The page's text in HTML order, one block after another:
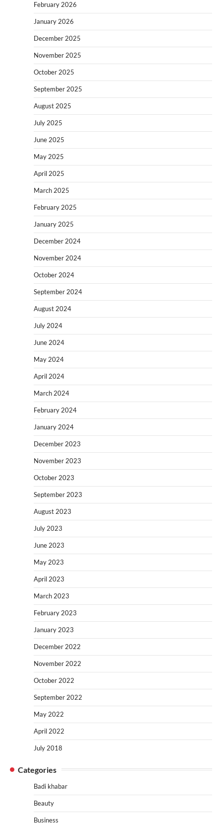
February 2026
January 2026
December 2025
November 2025
October 2025
September 2025
August 2025
July 2025
June 2025
May 2025
April 2025
March 2025
February 2025
January 2025
December 2024
November 2024
October 2024
September 2024
August 2024
July 2024
June 2024
May 2024
April 2024
March 2024
February 2024
January 2024
December 2023
November 2023
October 2023
September 2023
August 2023
July 2023
June 2023
May 2023
April 2023
March 2023
February 2023
January 2023
December 2022
November 2022
October 2022
September 2022
May 2022
April 2022
July 2018
Categories
Badi khabar
Beauty
Business